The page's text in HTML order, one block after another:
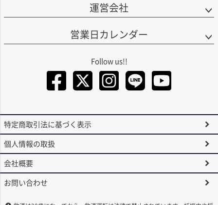
運営会社
営業日カレンダー
特定商取引法に基づく表示
個人情報の取扱
会社概要
お問い合わせ
Facebook
Twitter
LINE